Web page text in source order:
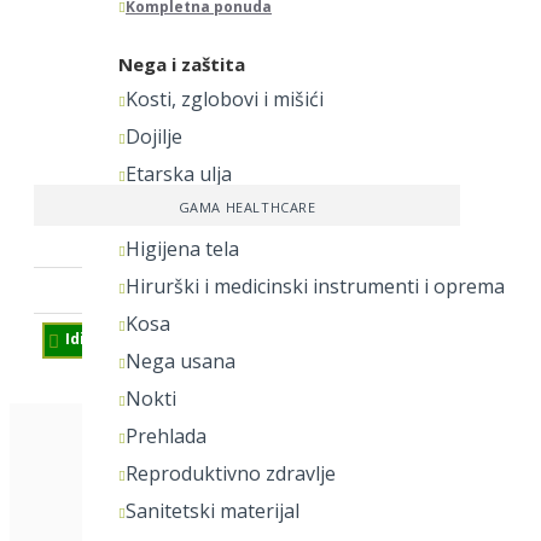
Kompletna ponuda
Nega i zaštita
Kosti, zglobovi i mišići
Dojilje
Etarska ulja
Glavobolja
Higijena tela
Hirurški i medicinski instrumenti i oprema
Kosa
Nega usana
Nokti
Prehlada
Reproduktivno zdravlje
Sanitetski materijal
GAMA HEALTHCARE
Maramice za kupanje, 8kom
317,00 RSD
Idi na kasu